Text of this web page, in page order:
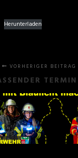
Herunterladen
VORHERIGER BEITRAG